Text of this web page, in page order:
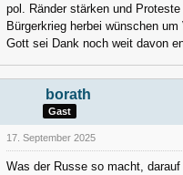
pol. Ränder stärken und
Bürgerkrieg herbei wünschen
Gott sei Dank noch weit davon
borath
Gast
17. September 2025
Was der Russe so macht,